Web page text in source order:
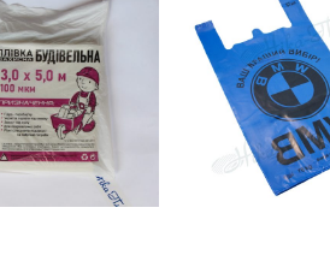
READ MORE
₴0.00
ADD TO
CART